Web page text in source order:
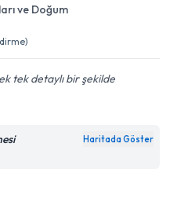
ve Doğum
tek detaylı bir şekilde
Haritada Göster